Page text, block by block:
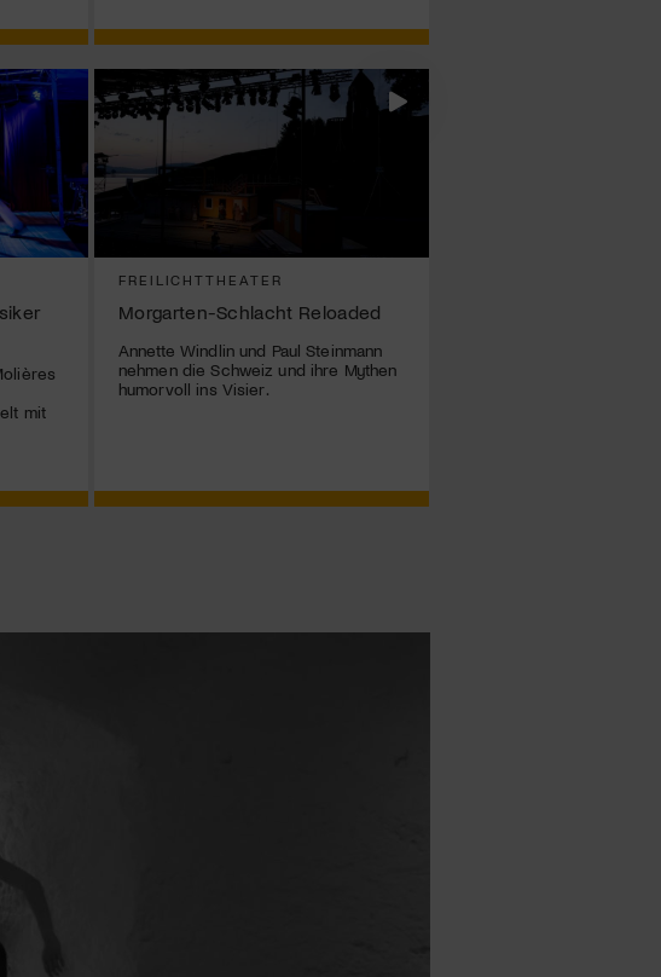
mit
FREILICHTTHEATER
Morgarten-Schlacht Reloaded
Annette Windlin und Paul Steinmann
nehmen die Schweiz und ihre Mythen
humorvoll ins Visier.